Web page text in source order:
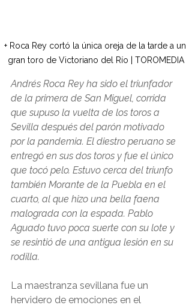
+ Roca Rey cortó la única oreja de la tarde a un
gran toro de Victoriano del Río | TOROMEDIA
Andrés Roca Rey ha sido el triunfador
de la primera de San Miguel, corrida
que supuso la vuelta de los toros a
Sevilla después del parón motivado
por la pandemia. El diestro peruano se
entregó en sus dos toros y fue el único
que tocó pelo. Estuvo cerca del triunfo
también Morante de la Puebla en el
cuarto, al que hizo una bella faena
malograda con la espada. Pablo
Aguado tuvo poca suerte con su lote y
se resintió de una antigua lesión en su
rodilla.
La maestranza sevillana fue un
hervidero de emociones en el